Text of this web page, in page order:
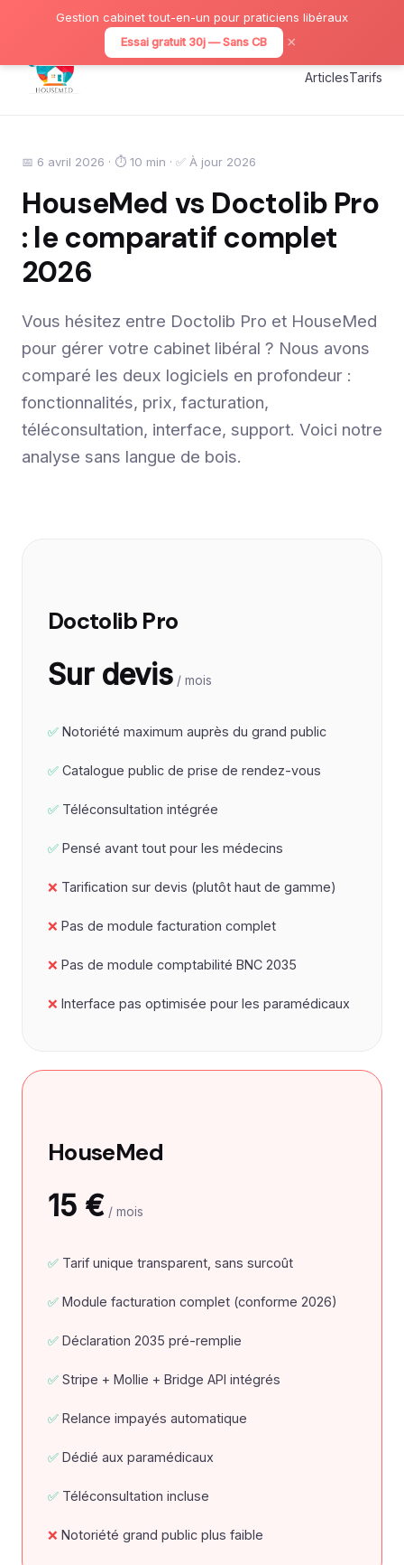
Gestion cabinet tout-en-un pour praticiens libéraux
Essai gratuit 30j — Sans CB ×
ArticlesTarifs
📅 6 avril 2026 · ⏱ 10 min · ✅ À jour 2026
HouseMed vs Doctolib Pro
: le comparatif complet
2026
Vous hésitez entre Doctolib Pro et HouseMed
pour gérer votre cabinet libéral ? Nous avons
comparé les deux logiciels en profondeur :
fonctionnalités, prix, facturation,
téléconsultation, interface, support. Voici notre
analyse sans langue de bois.
Doctolib Pro
Sur devis / mois
Notoriété maximum auprès du grand public
Catalogue public de prise de rendez-vous
Téléconsultation intégrée
Pensé avant tout pour les médecins
Tarification sur devis (plutôt haut de gamme)
Pas de module facturation complet
Pas de module comptabilité BNC 2035
Interface pas optimisée pour les paramédicaux
HouseMed
15 € / mois
Tarif unique transparent, sans surcoût
Module facturation complet (conforme 2026)
Déclaration 2035 pré-remplie
Stripe + Mollie + Bridge API intégrés
Relance impayés automatique
Dédié aux paramédicaux
Téléconsultation incluse
Notoriété grand public plus faible